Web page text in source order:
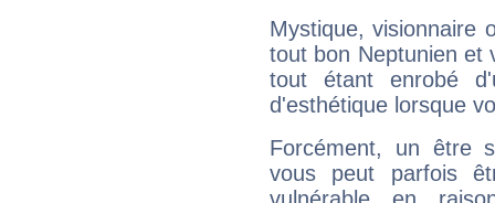
Mystique, visionnaire
tout bon Neptunien et
tout étant enrobé
d'esthétique lorsque
Forcément, un être
vous peut parfois